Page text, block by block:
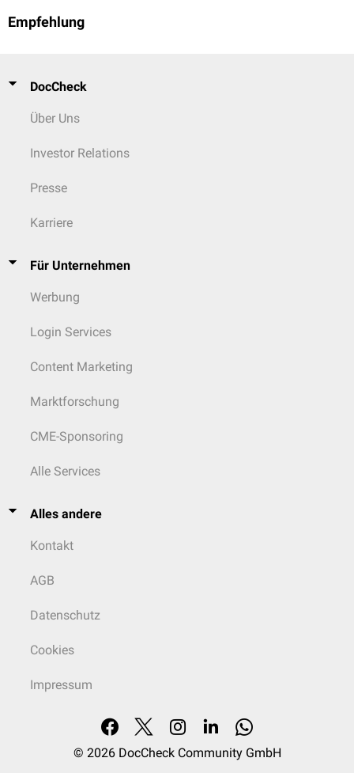
Empfehlung
DocCheck
Über Uns
Investor Relations
Presse
Karriere
Für Unternehmen
Werbung
Login Services
Content Marketing
Marktforschung
CME-Sponsoring
Alle Services
Alles andere
Kontakt
AGB
Datenschutz
Cookies
Impressum
© 2026 DocCheck Community GmbH